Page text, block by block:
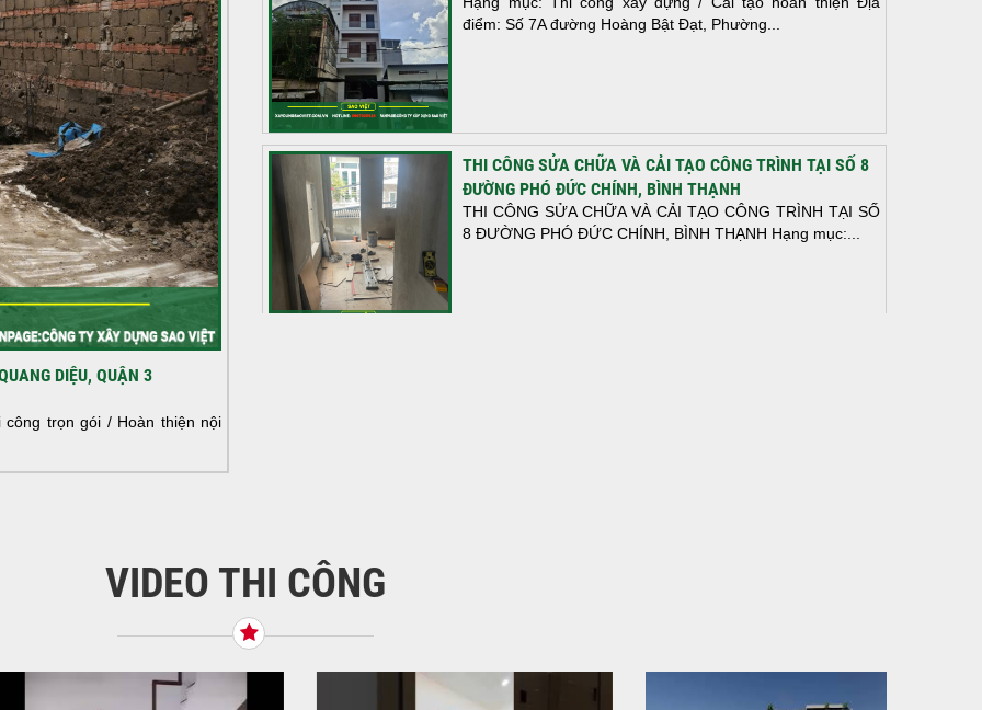
DIỆU, QUẬN 3
trọn gói / Hoàn thiện nội
điểm: Số 7A đường Hoàng Bật Đạt, Phường...
THI CÔNG SỬA CHỮA VÀ CẢI TẠO CÔNG TRÌNH TẠI SỐ 8
ĐƯỜNG PHÓ ĐỨC CHÍNH, BÌNH THẠNH
THI CÔNG SỬA CHỮA VÀ CẢI TẠO CÔNG TRÌNH TẠI SỐ
8 ĐƯỜNG PHÓ ĐỨC CHÍNH, BÌNH THẠNH Hạng mục:...
VIDEO THI CÔNG